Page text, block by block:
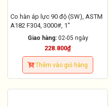
Co hàn áp lực 90 độ (SW), ASTM
A182 F304, 3000#, 1"
Giao hàng: 02-05 ngày
228.800₫
Thêm vào giỏ hàng